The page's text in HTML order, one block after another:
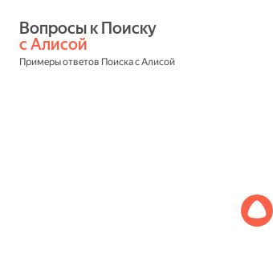
с Алисой
Примеры ответов Поиска с Алисой